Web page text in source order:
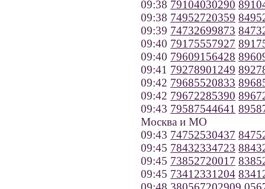
09:38 79104030290
09:38 74952720359
09:39 74732699873
09:40 79175557927
09:40 79609156428
09:41 79278901249
09:42 79685520833
09:42 79672285390
09:43 79587544641
Москва и МО
09:43 74752530437
09:45 78432334723
09:45 73852720017
09:45 73412331204